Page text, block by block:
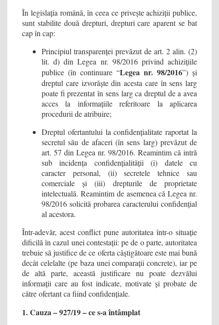
În legislația română, în ceea ce privește achiziții publice,
sunt stabilite două drepturi, drepturi care aparent se bat
cap în cap:
Principiul transparenței prevăzut de art. 2 alin. (2)
lit. d) din Legea nr. 98/2016 privind achizițiile
publice (în continuare “Legea nr. 98/2016”) și
dreptul care izvorăște din acesta care în sens larg
poate fi prezentat în sens larg ca dreptul de a avea
acces la informațiile referitoare la aplicarea
procedurii de atribuire;
Dreptul ofertantului la confidențialitate raportat la
secretul său de afaceri (în sens larg) prevăzut de
art. 57 din Legea nr. 98/2016. Reamintim că intră
sub incidența confidențialității (i) datele cu
caracter personal, (ii) secretele tehnice sau
comerciale și (iii) drepturile de proprietate
intelectuală. Reamintim de asemenea că Legea nr.
98/2016 solicită probarea caracterului confidențial
al acestora.
Într-adevăr, acest conflict pune autoritatea într-o situație
dificilă în cazul unei contestații: pe de o parte, autoritatea
trebuie să justifice de ce oferta câștigătoare este mai bună
decât celelalte (pe baza unei comparații concrete), iar pe
de altă parte, această justificare nu poate dezvălui
informații care au fost indicate, motivate și probate de
către ofertant ca fiind confidențiale.
1. Cauza – 927/19 – ce s-a întâmplat